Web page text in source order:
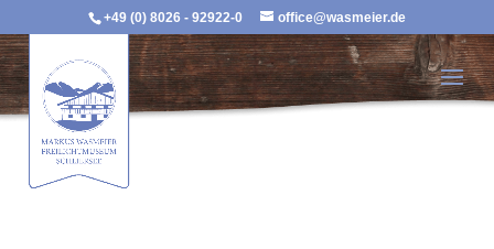
+49 (0) 8026 - 92922-0 office@wasmeier.de